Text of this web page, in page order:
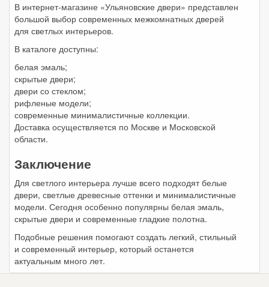
В интернет-магазине «Ульяновские двери» представлен
большой выбор современных межкомнатных дверей
для светлых интерьеров.
В каталоге доступны:
белая эмаль;
скрытые двери;
двери со стеклом;
рифленые модели;
современные минималистичные коллекции.
Доставка осуществляется по Москве и Московской
области.
Заключение
Для светлого интерьера лучше всего подходят белые
двери, светлые древесные оттенки и минималистичные
модели. Сегодня особенно популярны белая эмаль,
скрытые двери и современные гладкие полотна.
Подобные решения помогают создать легкий, стильный
и современный интерьер, который останется
актуальным много лет.